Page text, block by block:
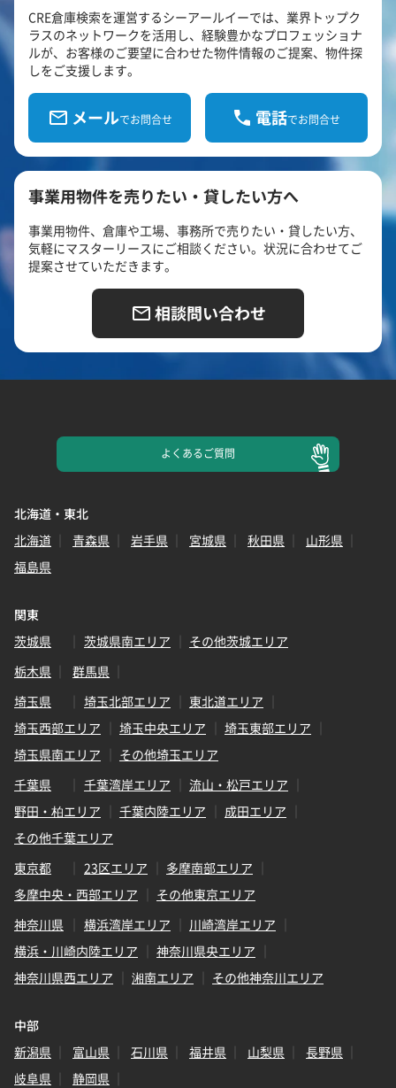
CRE倉庫検索を運営するシーアールイーでは、業界トップク
ラスのネットワークを活用し、経験豊かなプロフェッショナ
ルが、お客様のご要望に合わせた物件情報のご提案、物件探
しをご支援します。
メールでお問合せ 電話でお問合せ
事業用物件を売りたい・貸したい方へ
事業用物件、倉庫や工場、事務所で売りたい・貸したい方、
気軽にマスターリースにご相談ください。状況に合わせてご
提案させていただきます。
相談問い合わせ
よくあるご質問
北海道・東北
北海道
青森県 岩手県 宮城県 秋田県
山形県
福島県
関東
茨城県
茨城県南エリア
その他茨城エリア
栃木県
群馬県
埼玉県
埼玉北部エリア
東北道エリア
埼玉西部エリア
埼玉中央エリア
埼玉東部エリア
埼玉県南エリア
その他埼玉エリア
千葉県
千葉湾岸エリア
流山・松戸エリア
野田・柏エリア
千葉内陸エリア
成田エリア
その他千葉エリア
東京都
23区エリア
多摩南部エリア
多摩中央・西部エリア
その他東京エリア
神奈川県
横浜湾岸エリア
川崎湾岸エリア
横浜・川崎内陸エリア
神奈川県央エリア
神奈川県西エリア
湘南エリア その他神奈川エリア
中部
新潟県
富山県 石川県 福井県 山梨県
長野県
岐阜県
静岡県